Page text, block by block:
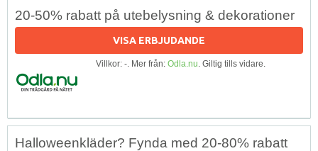
20-50% rabatt på utebelysning & dekorationer
VISA ERBJUDANDE
Villkor: -. Mer från: Odla.nu. Giltig tills vidare.
Halloweenkläder? Fynda med 20-80% rabatt